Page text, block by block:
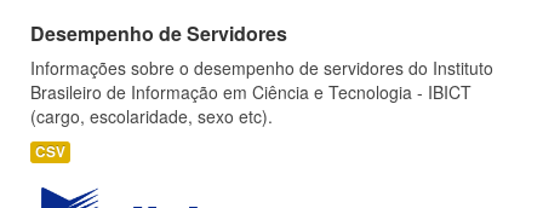
Desempenho de Servidores
Informações sobre o desempenho de servidores do Instituto
Brasileiro de Informação em Ciência e Tecnologia - IBICT
(cargo, escolaridade, sexo etc).
CSV